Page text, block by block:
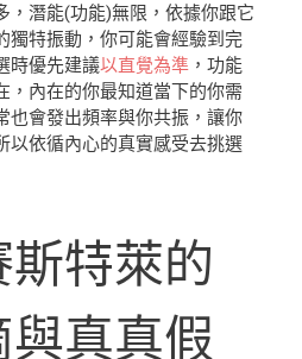
，潛能(功能)無限，依據你跟它
獨特振動，你可能會經驗到完
時優先建議以直覺為準 ，功能
，內在的你最知道當下的你需
也會發出頻率與你共振，讓你
以依循內心的真實感受去挑選
斯特萊的
真真假